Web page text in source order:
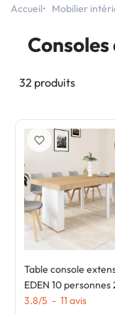
Accueil Mobilier
32 produits
Table console
EDEN 10 personnes
bois et blanc
3.8/5 - 11 avis
favorite_border